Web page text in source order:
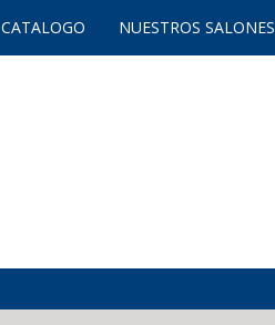
CATALOGO NUESTROS SALONES